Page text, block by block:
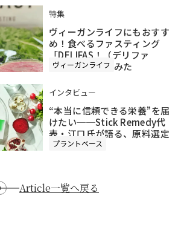
特集
ヴィーガンライフにもおすす
め！食べるファスティング
「DELIFAS！（デリファ
ス）」を試してみた
ヴィーガンライフ
インタビュー
“本当に信頼できる栄養”を届
けたい──Stick Remedy代
表・江口氏が語る、原料選定
へのこだわり
プラントベース
Article一覧へ戻る